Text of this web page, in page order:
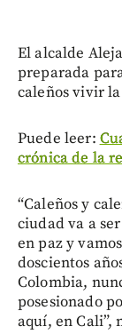
El alcalde
preparada
caleños vivir
Puede leer:
crónica de la
“Caleños y
ciudad va a
en paz y
doscientos
Colombia,
posesionado
aquí, en Cali”,